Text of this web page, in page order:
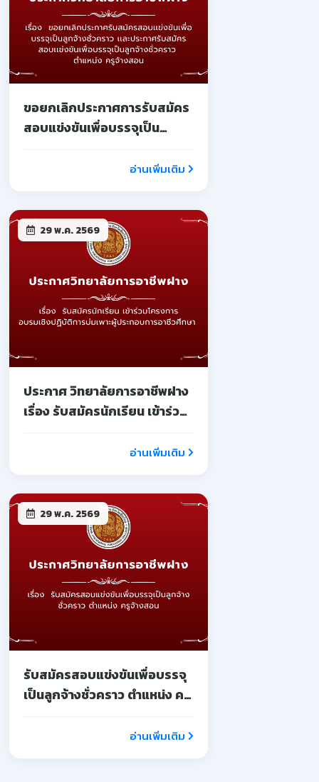
ขอยกเลิกประกาศการรับสมัคร
สอบแข่งขันเพื่อบรรจุเป็น
อ่านเพิ่มเติม
29 พ.ค. 2569
ประกาศ วิทยาลัยการอาชีพฝาง
เรื่อง รับสมัครนักเรียน เข้าร่วม
บ่มเพาะผู้ประกอบการอ่านเพิ่มเติม
29 พ.ค. 2569
รับสมัครสอบแข่งขันเพื่อบรรจุ
เป็นลูกจ้างชั่วคราว ตำแหน่ง ครู
อ่านเพิ่มเติม